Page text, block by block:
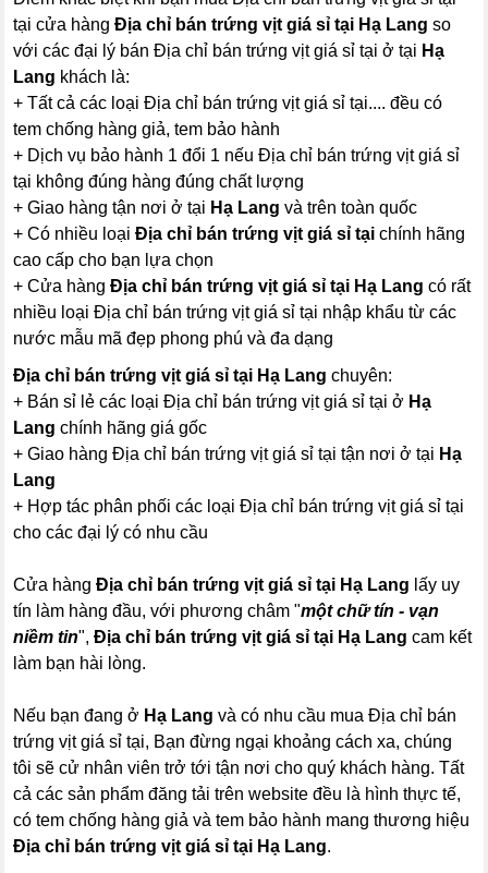
tại cửa hàngĐịa chỉ bán trứng vịt giá sỉ tại Hạ Lang so
với các đại lý bán Địa chỉ bán trứng vịt giá sỉ tại ở tại Hạ
Lang khách là:
+ Tất cả các loại Địa chỉ bán trứng vịt giá sỉ tại.... đều có
tem chống hàng giả, tem bảo hành
+ Dịch vụ bảo hành 1 đổi 1 nếu Địa chỉ bán trứng vịt giá sỉ
tại không đúng hàng đúng chất lượng
+ Giao hàng tận nơi ở tại Hạ Lang và trên toàn quốc
+ Có nhiều loạiĐịa chỉ bán trứng vịt giá sỉ tại chính hãng
cao cấp cho bạn lựa chọn
+ Cửa hàngĐịa chỉ bán trứng vịt giá sỉ tại Hạ Lang có rất
nhiều loại Địa chỉ bán trứng vịt giá sỉ tại nhập khẩu từ các
nước mẫu mã đẹp phong phú và đa dạng
Địa chỉ bán trứng vịt giá sỉ tại Hạ Langchuyên:
+ Bán sỉ lẻ các loại Địa chỉ bán trứng vịt giá sỉ tại ở Hạ
Lang chính hãng giá gốc
+ Giao hàng Địa chỉ bán trứng vịt giá sỉ tại tận nơi ở tại Hạ
Lang
+ Hợp tác phân phối các loại Địa chỉ bán trứng vịt giá sỉ tại
cho các đại lý có nhu cầu
Cửa hàngĐịa chỉ bán trứng vịt giá sỉ tại Hạ Lang lấy uy
tín làm hàng đầu, với phương châm "một chữ tín - vạn
niềm tin",Địa chỉ bán trứng vịt giá sỉ tại Hạ Lang cam kết
làm bạn hài lòng.
Nếu bạn đang ở Hạ Lang và có nhu cầu mua Địa chỉ bán
trứng vịt giá sỉ tại, Bạn đừng ngại khoảng cách xa, chúng
tôi sẽ cử nhân viên trở tới tận nơi cho quý khách hàng. Tất
cả các sản phẩm đăng tải trên website đều là hình thực tế,
có tem chống hàng giả và tem bảo hành mang thương hiệu
Địa chỉ bán trứng vịt giá sỉ tại Hạ Lang.